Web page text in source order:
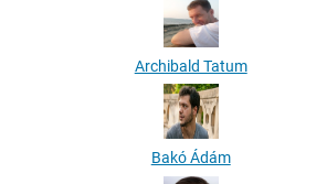
Archibald Tatum
Bakó Ádám